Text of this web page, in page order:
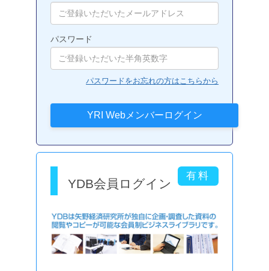
パスワード
パスワードをお忘れの方はこちらから
YDB会員ログイン